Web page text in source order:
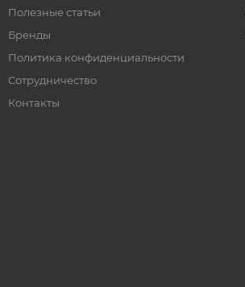
Полезные статьи
Бренды
Политика конфиденциальности
Сотрудничество
Контакты